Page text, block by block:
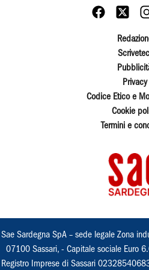
Privacy
Codice Etico e
Cookie
Termini e
Sae Sardegna SpA – sede legale Zona
07100 Sassari, - Capitale sociale Euro
Registro Imprese di Sassari